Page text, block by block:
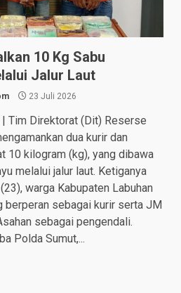
10 Kg Sabu
Jalur Laut
23 Juli 2026
Tim Direktorat (Dit) Reserse
dua kurir dan
10 kilogram (kg), yang dibawa
melalui jalur laut. Ketiganya
warga Kabupaten Labuhan
berperan sebagai kurir serta JM
sebagai pengendali.
Polda Sumut,...